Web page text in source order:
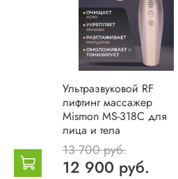
Ультразвуковой RF
лифтинг массажер
Mismon MS-318C для
лица и тела
13 700 руб.
12 900 руб.